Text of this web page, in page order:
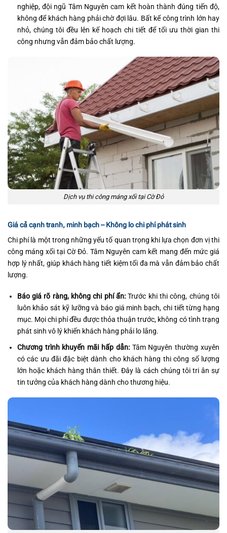
nghiệp, đội ngũ Tâm Nguyên cam kết hoàn thành đúng tiến độ,
không để khách hàng phải chờ đợi lâu. Bất kể công trình lớn hay
nhỏ, chúng tôi đều lên kế hoạch chi tiết để tối ưu thời gian thi
công nhưng vẫn đảm bảo chất lượng.
Dịch vụ thi công máng xối tại Cờ Đỏ
Giá cả cạnh tranh, minh bạch – Không lo chi phí phát sinh
Chi phí là một trong những yếu tố quan trọng khi lựa chọn đơn vị thi
công máng xối tại Cờ Đỏ. Tâm Nguyên cam kết mang đến mức giá
hợp lý nhất, giúp khách hàng tiết kiệm tối đa mà vẫn đảm bảo chất
lượng.
Báo giá rõ ràng, không chi phí ẩn: Trước khi thi công, chúng tôi
luôn khảo sát kỹ lưỡng và báo giá minh bạch, chi tiết từng hạng
mục. Mọi chi phí đều được thỏa thuận trước, không có tình trạng
phát sinh vô lý khiến khách hàng phải lo lắng.
Chương trình khuyến mãi hấp dẫn:Tâm Nguyên thường xuyên
có các ưu đãi đặc biệt dành cho khách hàng thi công số lượng
lớn hoặc khách hàng thân thiết. Đây là cách chúng tôi tri ân sự
tin tưởng của khách hàng dành cho thương hiệu.